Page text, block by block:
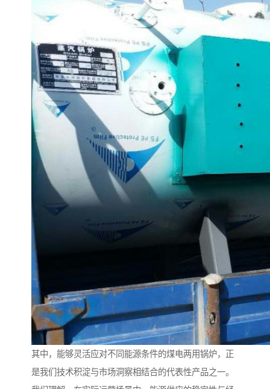
其中，能够灵活应对不同能源条件的煤电两用锅炉，正
是我们技术积淀与市场洞察相结合的代表性产品之一。